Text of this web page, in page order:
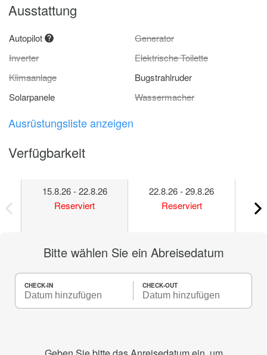
Ausstattung
Autopilot
Generator
Inverter
Elektrische Toilette
Klimaanlage
Bugstrahlruder
Solarpanele
Wassermacher
Ausrüstungsliste anzeigen
Verfügbarkeit
15.8.26 - 22.8.26
Reserviert
22.8.26 - 29.8.26
Reserviert
Bitte wählen Sie ein Abreisedatum
CHECK-IN CHECK-OUT